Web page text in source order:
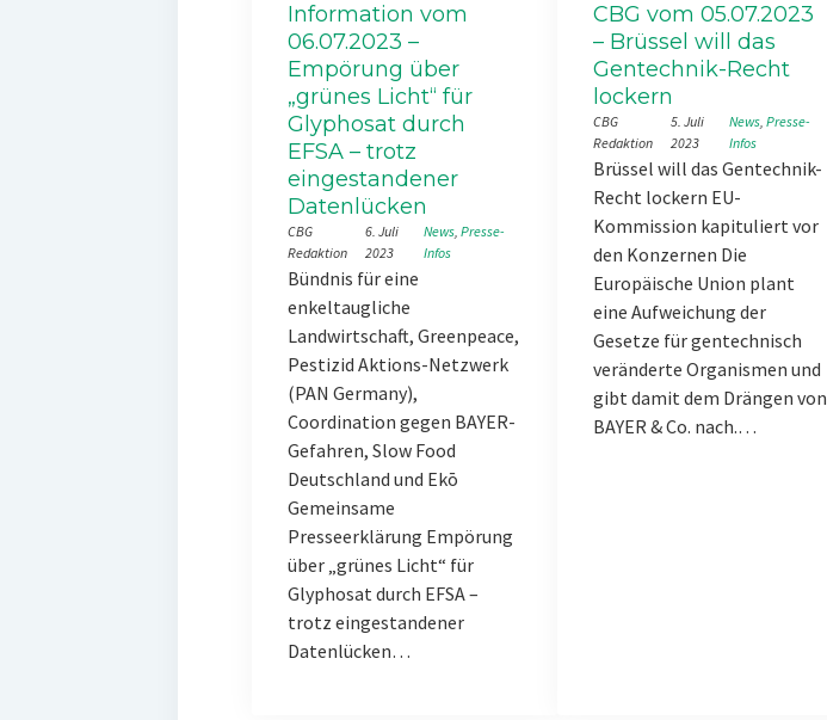
Information vom
06.07.2023 –
Empörung über
„grünes Licht“ für
Glyphosat durch
EFSA – trotz
eingestandener
Datenlücken
CBG
Redaktion
6. Juli
2023
News, Presse-
Infos
Bündnis für eine
enkeltaugliche
Landwirtschaft, Greenpeace,
Pestizid Aktions-Netzwerk
(PAN Germany),
Coordination gegen BAYER-
Gefahren, Slow Food
Deutschland und Ekō
Gemeinsame
Presseerklärung Empörung
über „grünes Licht“ für
Glyphosat durch EFSA –
trotz eingestandener
Datenlücken…
CBG vom 05.07.2023
– Brüssel will das
Gentechnik-Recht
lockern
CBG
Redaktion
5. Juli
2023
News, Presse-
Infos
Brüssel will das Gentechnik-
Recht lockern EU-
Kommission kapituliert vor
den Konzernen Die
Europäische Union plant
eine Aufweichung der
Gesetze für gentechnisch
veränderte Organismen und
gibt damit dem Drängen von
BAYER & Co. nach.…